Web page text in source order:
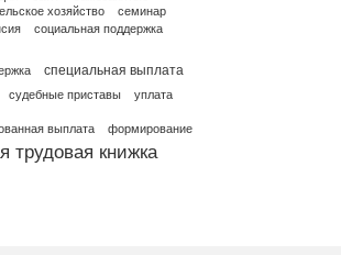
хозяйство
семинар
социальная поддержка
специальная выплата
судебные приставы уплата
выплата формирование
трудовая книжка